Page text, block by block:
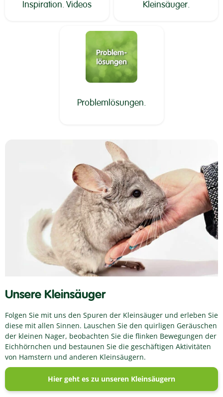
Inspiration. Videos
Kleinsäuger.
Problemlösungen.
Unsere Kleinsäuger
Folgen Sie mit uns den Spuren der Kleinsäuger und erleben Sie
diese mit allen Sinnen. Lauschen Sie den quirligen Geräuschen
der kleinen Nager, beobachten Sie die flinken Bewegungen der
Eichhörnchen und bestaunen Sie die geschäftigen Aktivitäten
von Hamstern und anderen Kleinsäugern.
Hier geht es zu unseren Kleinsäugern